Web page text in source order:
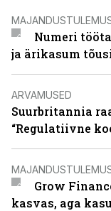
Numeri
ja ärikasum
ARVAMUSED
Suurbritannia
“Regulatiivne
Grow
kasvas, aga